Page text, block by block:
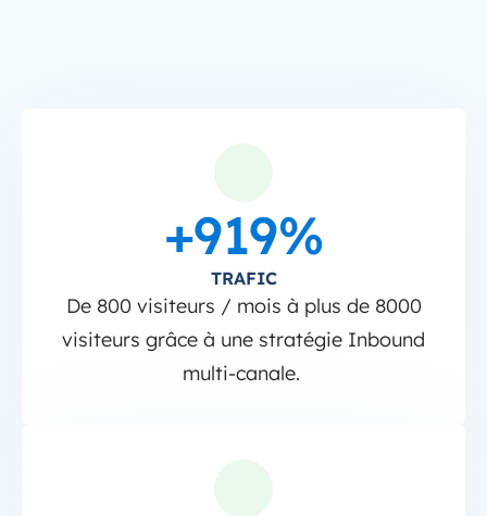
+919%
TRAFIC
De 800 visiteurs / mois à plus de 8000
visiteurs grâce à une stratégie Inbound
multi-canale.